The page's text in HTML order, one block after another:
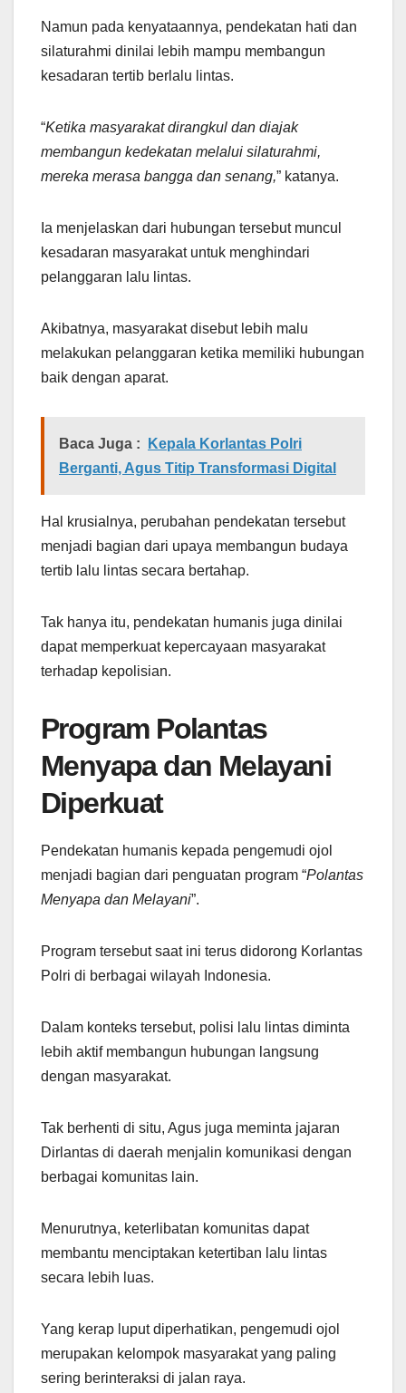
Namun pada kenyataannya, pendekatan hati dan
silaturahmi dinilai lebih mampu membangun
kesadaran tertib berlalu lintas.
“Ketika masyarakat dirangkul dan diajak
membangun kedekatan melalui silaturahmi,
mereka merasa bangga dan senang,” katanya.
Ia menjelaskan dari hubungan tersebut muncul
kesadaran masyarakat untuk menghindari
pelanggaran lalu lintas.
Akibatnya, masyarakat disebut lebih malu
melakukan pelanggaran ketika memiliki hubungan
baik dengan aparat.
Baca Juga :
Kepala Korlantas Polri
Berganti, Agus Titip Transformasi Digital
Hal krusialnya, perubahan pendekatan tersebut
menjadi bagian dari upaya membangun budaya
tertib lalu lintas secara bertahap.
Tak hanya itu, pendekatan humanis juga dinilai
dapat memperkuat kepercayaan masyarakat
terhadap kepolisian.
Program Polantas
Menyapa dan Melayani
Diperkuat
Pendekatan humanis kepada pengemudi ojol
menjadi bagian dari penguatan program “Polantas
Menyapa dan Melayani”.
Program tersebut saat ini terus didorong Korlantas
Polri di berbagai wilayah Indonesia.
Dalam konteks tersebut, polisi lalu lintas diminta
lebih aktif membangun hubungan langsung
dengan masyarakat.
Tak berhenti di situ, Agus juga meminta jajaran
Dirlantas di daerah menjalin komunikasi dengan
berbagai komunitas lain.
Menurutnya, keterlibatan komunitas dapat
membantu menciptakan ketertiban lalu lintas
secara lebih luas.
Yang kerap luput diperhatikan, pengemudi ojol
merupakan kelompok masyarakat yang paling
sering berinteraksi di jalan raya.